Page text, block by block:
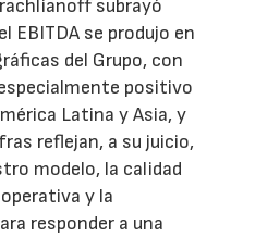
subrayó
EBITDA se produjo en
del Grupo, con
positivo
Latina y Asia, y
reflejan, a su juicio,
modelo, la calidad
y la
responder a una